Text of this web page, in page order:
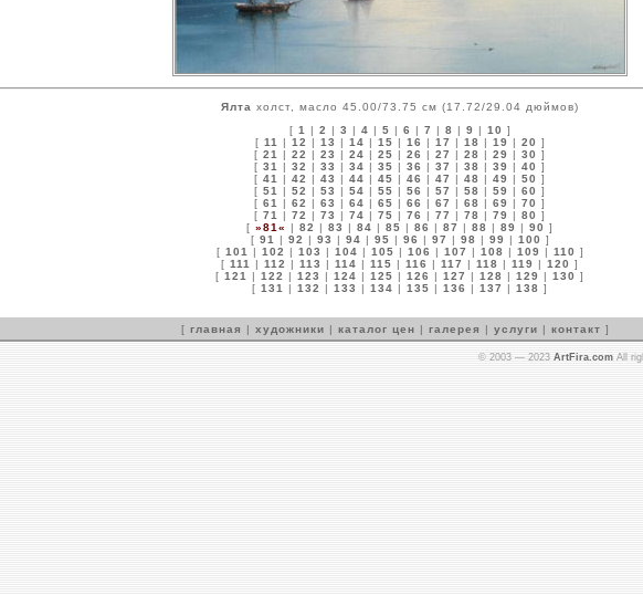
Ялта холст, масло 45.00/73.75 см (17.72/29.04 дюймов)
[ 1 | 2 | 3 | 4 | 5 | 6 | 7 | 8 | 9 | 10 ]
[ 11 | 12 | 13 | 14 | 15 | 16 | 17 | 18 | 19 | 20 ]
[ 21 | 22 | 23 | 24 | 25 | 26 | 27 | 28 | 29 | 30 ]
[ 31 | 32 | 33 | 34 | 35 | 36 | 37 | 38 | 39 | 40 ]
[ 41 | 42 | 43 | 44 | 45 | 46 | 47 | 48 | 49 | 50 ]
[ 51 | 52 | 53 | 54 | 55 | 56 | 57 | 58 | 59 | 60 ]
[ 61 | 62 | 63 | 64 | 65 | 66 | 67 | 68 | 69 | 70 ]
[ 71 | 72 | 73 | 74 | 75 | 76 | 77 | 78 | 79 | 80 ]
[ »81« | 82 | 83 | 84 | 85 | 86 | 87 | 88 | 89 | 90 ]
[ 91 | 92 | 93 | 94 | 95 | 96 | 97 | 98 | 99 | 100 ]
[ 101 | 102 | 103 | 104 | 105 | 106 | 107 | 108 | 109 | 110 ]
[ 111 | 112 | 113 | 114 | 115 | 116 | 117 | 118 | 119 | 120 ]
[ 121 | 122 | 123 | 124 | 125 | 126 | 127 | 128 | 129 | 130 ]
[ 131 | 132 | 133 | 134 | 135 | 136 | 137 | 138 ]
[ главная | художники | каталог цен | галерея | услуги | контакт ]
© 2003 — 2023 ArtFira.com All